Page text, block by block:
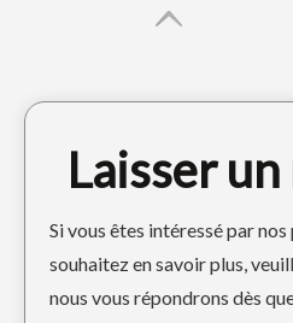
Dents de pelle personnalisées pour excavatrice Doosan DH420TL
Laisser
Si vous êtes intéressé par
souhaitez en savoir plus,
nous vous répondrons dès